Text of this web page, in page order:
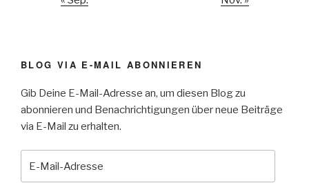
BLOG VIA E-MAIL ABONNIEREN
Gib Deine E-Mail-Adresse an, um diesen Blog zu
abonnieren und Benachrichtigungen über neue Beiträge
via E-Mail zu erhalten.
Mail-